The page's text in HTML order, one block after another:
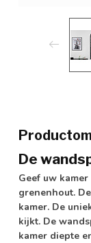
De
Geef uw
grenenhout.
kamer. De
kijkt. De
kamer diepte